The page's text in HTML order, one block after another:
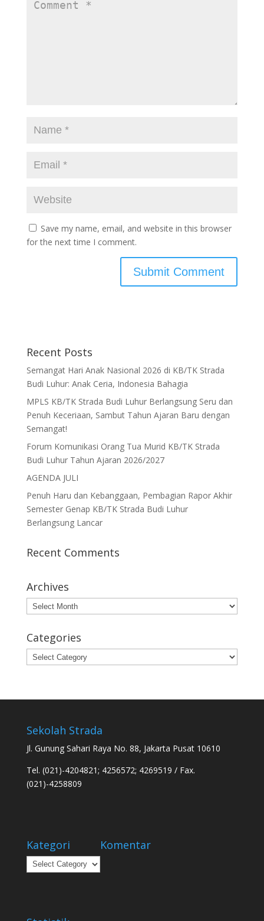
Save my name, email, and website in this browser
for the next time I comment.
Recent Posts
Semangat Hari Anak Nasional 2026 di KB/TK Strada
Budi Luhur: Anak Ceria, Indonesia Bahagia
MPLS KB/TK Strada Budi Luhur Berlangsung Seru dan
Penuh Keceriaan, Sambut Tahun Ajaran Baru dengan
Semangat!
Forum Komunikasi Orang Tua Murid KB/TK Strada
Budi Luhur Tahun Ajaran 2026/2027
AGENDA JULI
Penuh Haru dan Kebanggaan, Pembagian Rapor Akhir
Semester Genap KB/TK Strada Budi Luhur
Berlangsung Lancar
Recent Comments
Archives
Archives
Categories
Categories
Sekolah Strada
Jl. Gunung Sahari Raya No. 88, Jakarta Pusat 10610
Tel. (021)-4204821; 4256572; 4269519 / Fax.
(021)-4258809
Kategori
Kategori
Komentar